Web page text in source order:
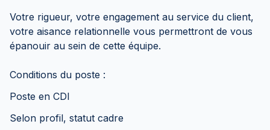
Votre rigueur, votre engagement au service du client,
votre aisance relationnelle vous permettront de vous
épanouir au sein de cette équipe.
Conditions du poste :
Poste en CDI
Selon profil, statut cadre